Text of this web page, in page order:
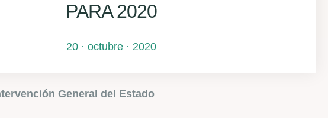
PARA 2020
20 · octubre · 2020
General del Estado